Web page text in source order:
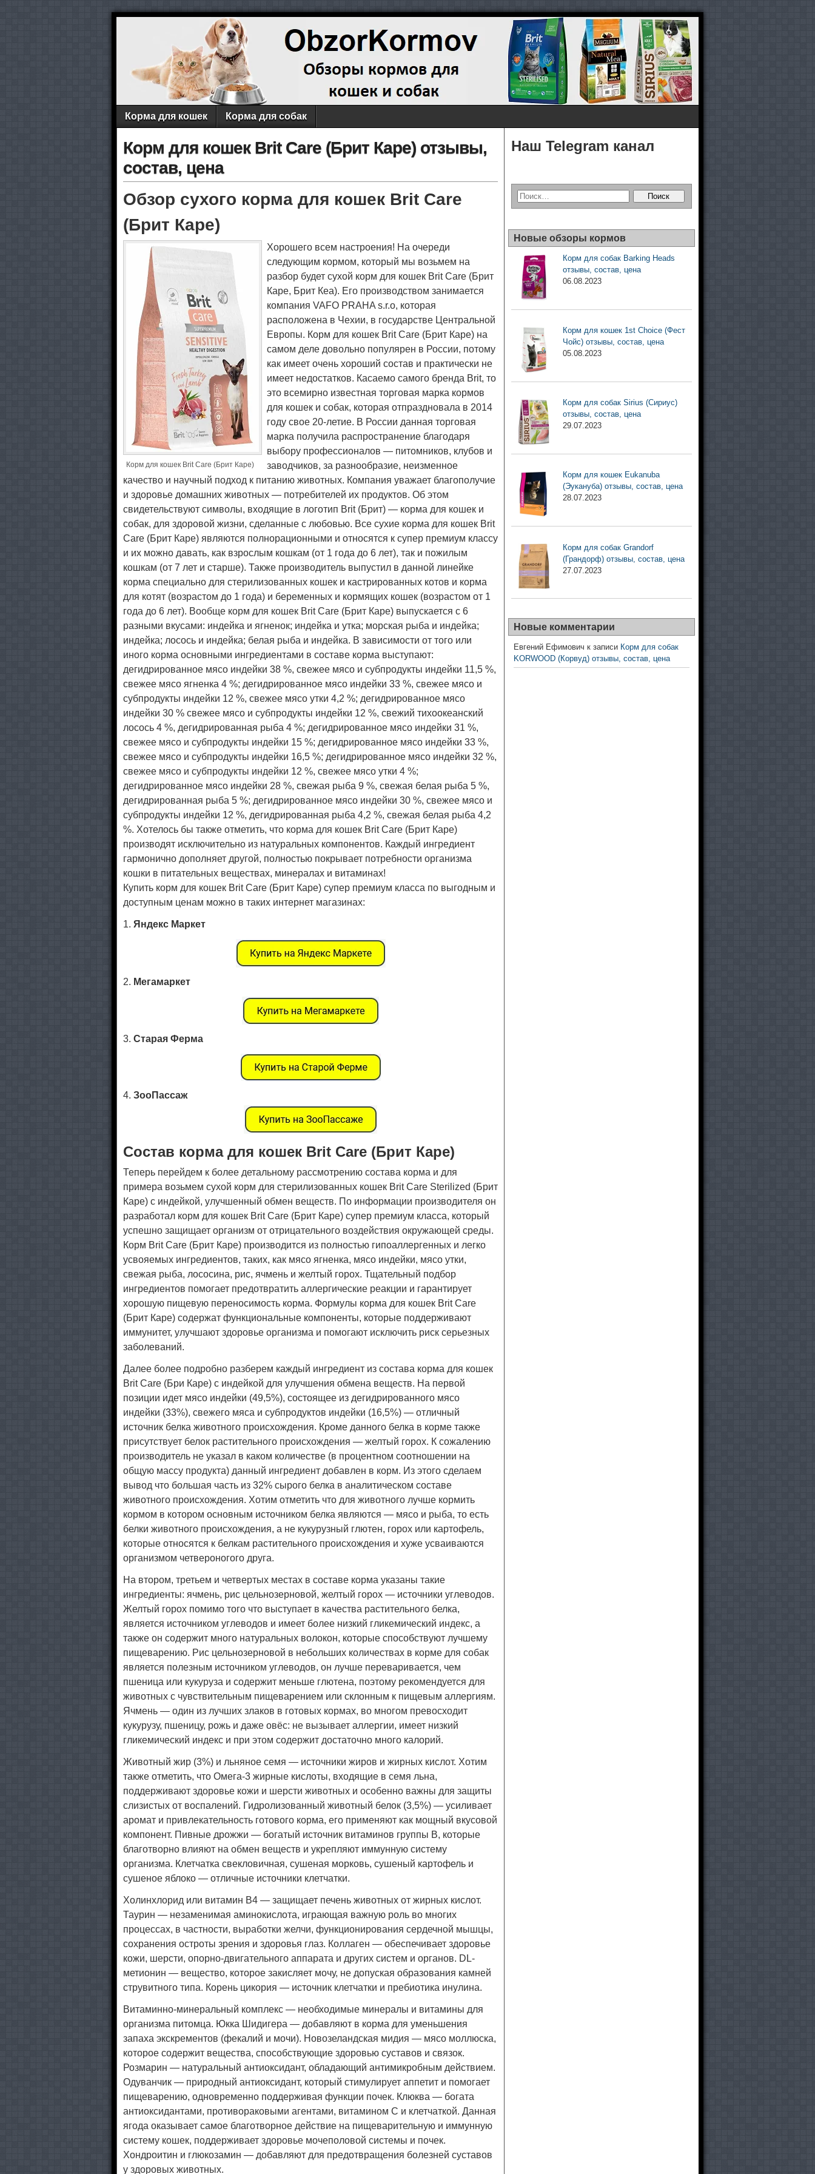
Корма для кошек Корма для собак
Корм для кошек Brit Care (Брит Каре) отзывы,
состав, цена
Обзор сухого корма для кошек Brit Care
(Брит Каре)
Корм для кошек Brit Care (Брит Каре)
Хорошего всем настроения! На очереди
следующим кормом, который мы возьмем на
разбор будет сухой корм для кошек Brit Care (Брит
Каре, Брит Кеа). Его производством занимается
компания VAFO PRAHA s.r.o, которая
расположена в Чехии, в государстве Центральной
Европы. Корм для кошек Brit Care (Брит Каре) на
самом деле довольно популярен в России, потому
как имеет очень хороший состав и практически не
имеет недостатков. Касаемо самого бренда Brit, то
это всемирно известная торговая марка кормов
для кошек и собак, которая отпраздновала в 2014
году свое 20-летие. В России данная торговая
марка получила распространение благодаря
выбору профессионалов — питомников, клубов и
заводчиков, за разнообразие, неизменное
качество и научный подход к питанию животных. Компания уважает благополучие
и здоровье домашних животных — потребителей их продуктов. Об этом
свидетельствуют символы, входящие в логотип Brit (Брит) — корма для кошек и
собак, для здоровой жизни, сделанные с любовью. Все сухие корма для кошек Brit
Care (Брит Каре) являются полнорационными и относятся к супер премиум классу
и их можно давать, как взрослым кошкам (от 1 года до 6 лет), так и пожилым
кошкам (от 7 лет и старше). Также производитель выпустил в данной линейке
корма специально для стерилизованных кошек и кастрированных котов и корма
для котят (возрастом до 1 года) и беременных и кормящих кошек (возрастом от 1
года до 6 лет). Вообще корм для кошек Brit Care (Брит Каре) выпускается с 6
разными вкусами: индейка и ягненок; индейка и утка; морская рыба и индейка;
индейка; лосось и индейка; белая рыба и индейка. В зависимости от того или
иного корма основными ингредиентами в составе корма выступают:
дегидрированное мясо индейки 38 %, свежее мясо и субпродукты индейки 11,5 %,
свежее мясо ягненка 4 %; дегидрированное мясо индейки 33 %, свежее мясо и
субпродукты индейки 12 %, свежее мясо утки 4,2 %; дегидрированное мясо
индейки 30 % свежее мясо и субпродукты индейки 12 %, свежий тихоокеанский
лосось 4 %, дегидрированная рыба 4 %; дегидрированное мясо индейки 31 %,
свежее мясо и субпродукты индейки 15 %; дегидрированное мясо индейки 33 %,
свежее мясо и субпродукты индейки 16,5 %; дегидрированное мясо индейки 32 %,
свежее мясо и субпродукты индейки 12 %, свежее мясо утки 4 %;
дегидрированное мясо индейки 28 %, свежая рыба 9 %, свежая белая рыба 5 %,
дегидрированная рыба 5 %; дегидрированное мясо индейки 30 %, свежее мясо и
субпродукты индейки 12 %, дегидрированная рыба 4,2 %, свежая белая рыба 4,2
%. Хотелось бы также отметить, что корма для кошек Brit Care (Брит Каре)
производят исключительно из натуральных компонентов. Каждый ингредиент
гармонично дополняет другой, полностью покрывает потребности организма
кошки в питательных веществах, минералах и витаминах!
Купить корм для кошек Brit Care (Брит Каре) супер премиум класса по выгодным и
доступным ценам можно в таких интернет магазинах:
1. Яндекс Маркет
2. Мегамаркет
3. Старая Ферма
4. ЗооПассаж
Состав корма для кошек Brit Care (Брит Каре)
Теперь перейдем к более детальному рассмотрению состава корма и для
примера возьмем сухой корм для стерилизованных кошек Brit Care Sterilized (Брит
Каре) с индейкой, улучшенный обмен веществ. По информации производителя он
разработал корм для кошек Brit Care (Брит Каре) супер премиум класса, который
успешно защищает организм от отрицательного воздействия окружающей среды.
Корм Brit Care (Брит Каре) производится из полностью гипоаллергенных и легко
усвояемых ингредиентов, таких, как мясо ягненка, мясо индейки, мясо утки,
свежая рыба, лососина, рис, ячмень и желтый горох. Тщательный подбор
ингредиентов помогает предотвратить аллергические реакции и гарантирует
хорошую пищевую переносимость корма. Формулы корма для кошек Brit Care
(Брит Каре) содержат функциональные компоненты, которые поддерживают
иммунитет, улучшают здоровье организма и помогают исключить риск серьезных
заболеваний.
Далее более подробно разберем каждый ингредиент из состава корма для кошек
Brit Care (Бри Каре) с индейкой для улучшения обмена веществ. На первой
позиции идет мясо индейки (49,5%), состоящее из дегидрированного мясо
индейки (33%), свежего мяса и субпродуктов индейки (16,5%) — отличный
источник белка животного происхождения. Кроме данного белка в корме также
присутствует белок растительного происхождения — желтый горох. К сожалению
производитель не указал в каком количестве (в процентном соотношении на
общую массу продукта) данный ингредиент добавлен в корм. Из этого сделаем
вывод что большая часть из 32% сырого белка в аналитическом составе
животного происхождения. Хотим отметить что для животного лучше кормить
кормом в котором основным источником белка являются — мясо и рыба, то есть
белки животного происхождения, а не кукурузный глютен, горох или картофель,
которые относятся к белкам растительного происхождения и хуже усваиваются
организмом четвероногого друга.
На втором, третьем и четвертых местах в составе корма указаны такие
ингредиенты: ячмень, рис цельнозерновой, желтый горох — источники углеводов.
Желтый горох помимо того что выступает в качества растительного белка,
является источником углеводов и имеет более низкий гликемический индекс, а
также он содержит много натуральных волокон, которые способствуют лучшему
пищеварению. Рис цельнозерновой в небольших количествах в корме для собак
является полезным источником углеводов, он лучше переваривается, чем
пшеница или кукуруза и содержит меньше глютена, поэтому рекомендуется для
животных с чувствительным пищеварением или склонным к пищевым аллергиям.
Ячмень — один из лучших злаков в готовых кормах, во многом превосходит
кукурузу, пшеницу, рожь и даже овёс: не вызывает аллергии, имеет низкий
гликемический индекс и при этом содержит достаточно много калорий.
Животный жир (3%) и льняное семя — источники жиров и жирных кислот. Хотим
также отметить, что Омега-3 жирные кислоты, входящие в семя льна,
поддерживают здоровье кожи и шерсти животных и особенно важны для защиты
слизистых от воспалений. Гидролизованный животный белок (3,5%) — усиливает
аромат и привлекательность готового корма, его применяют как мощный вкусовой
компонент. Пивные дрожжи — богатый источник витаминов группы B, которые
благотворно влияют на обмен веществ и укрепляют иммунную систему
организма. Клетчатка свекловичная, сушеная морковь, сушеный картофель и
сушеное яблоко — отличные источники клетчатки.
Холинхлорид или витамин B4 — защищает печень животных от жирных кислот.
Таурин — незаменимая аминокислота, играющая важную роль во многих
процессах, в частности, выработки желчи, функционирования сердечной мышцы,
сохранения остроты зрения и здоровья глаз. Коллаген — обеспечивает здоровье
кожи, шерсти, опорно-двигательного аппарата и других систем и органов. DL-
метионин — вещество, которое закисляет мочу, не допуская образования камней
струвитного типа. Корень цикория — источник клетчатки и пребиотика инулина.
Витаминно-минеральный комплекс — необходимые минералы и витамины для
организма питомца. Юкка Шидигера — добавляют в корма для уменьшения
запаха экскрементов (фекалий и мочи). Новозеландская мидия — мясо моллюска,
которое содержит вещества, способствующие здоровью суставов и связок.
Розмарин — натуральный антиоксидант, обладающий антимикробным действием.
Одуванчик — природный антиоксидант, который стимулирует аппетит и помогает
пищеварению, одновременно поддерживая функции почек. Клюква — богата
антиоксидантами, противораковыми агентами, витамином C и клетчаткой. Данная
ягода оказывает самое благотворное действие на пищеварительную и иммунную
систему кошек, поддерживает здоровье мочеполовой системы и почек.
Хондроитин и глюкозамин — добавляют для предотвращения болезней суставов
у здоровых животных.
Наш Telegram канал
Новые обзоры кормов
Корм для собак Barking Heads
отзывы, состав, цена
06.08.2023
Корм для кошек 1st Choice (Фест
Чойс) отзывы, состав, цена
05.08.2023
Корм для собак Sirius (Сириус)
отзывы, состав, цена
29.07.2023
Корм для кошек Eukanuba
(Эукануба) отзывы, состав, цена
28.07.2023
Корм для собак Grandorf
(Грандорф) отзывы, состав, цена
27.07.2023
Новые комментарии
Евгений Ефимович к записи Корм для собак
KORWOOD (Корвуд) отзывы, состав, цена